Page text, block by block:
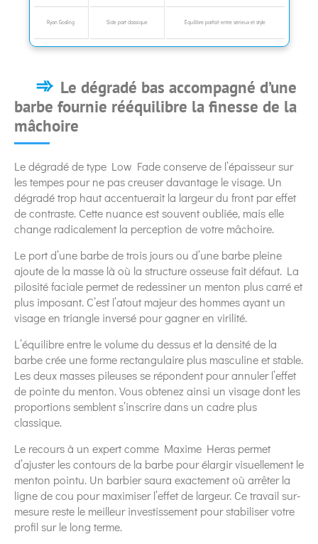
Ryan Gosling Side part classique Équilibre parfait entre sérieux et style
Le dégradé bas accompagné d’une
barbe fournie rééquilibre la finesse de la
mâchoire
Le dégradé de type Low Fade conserve de l’épaisseur sur
les tempes pour ne pas creuser davantage le visage. Un
dégradé trop haut accentuerait la largeur du front par effet
de contraste. Cette nuance est souvent oubliée, mais elle
change radicalement la perception de votre mâchoire.
Le port d’une barbe de trois jours ou d’une barbe pleine
ajoute de la masse là où la structure osseuse fait défaut. La
pilosité faciale permet de redessiner un menton plus carré et
plus imposant. C’est l’atout majeur des hommes ayant un
visage en triangle inversé pour gagner en virilité.
L’équilibre entre le volume du dessus et la densité de la
barbe crée une forme rectangulaire plus masculine et stable.
Les deux masses pileuses se répondent pour annuler l’effet
de pointe du menton. Vous obtenez ainsi un visage dont les
proportions semblent s’inscrire dans un cadre plus
classique.
Le recours à un expert comme Maxime Heras permet
d’ajuster les contours de la barbe pour élargir visuellement le
menton pointu. Un barbier saura exactement où arrêter la
ligne de cou pour maximiser l’effet de largeur. Ce travail sur-
mesure reste le meilleur investissement pour stabiliser votre
profil sur le long terme.